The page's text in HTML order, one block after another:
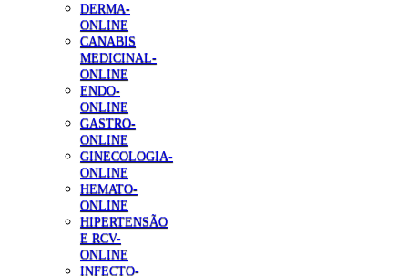
DERMA-
ONLINE
CANABIS
MEDICINAL-
ONLINE
ENDO-
ONLINE
GASTRO-
ONLINE
GINECOLOGIA-
ONLINE
HEMATO-
ONLINE
HIPERTENSÃO
E RCV-
ONLINE
INFECTO-